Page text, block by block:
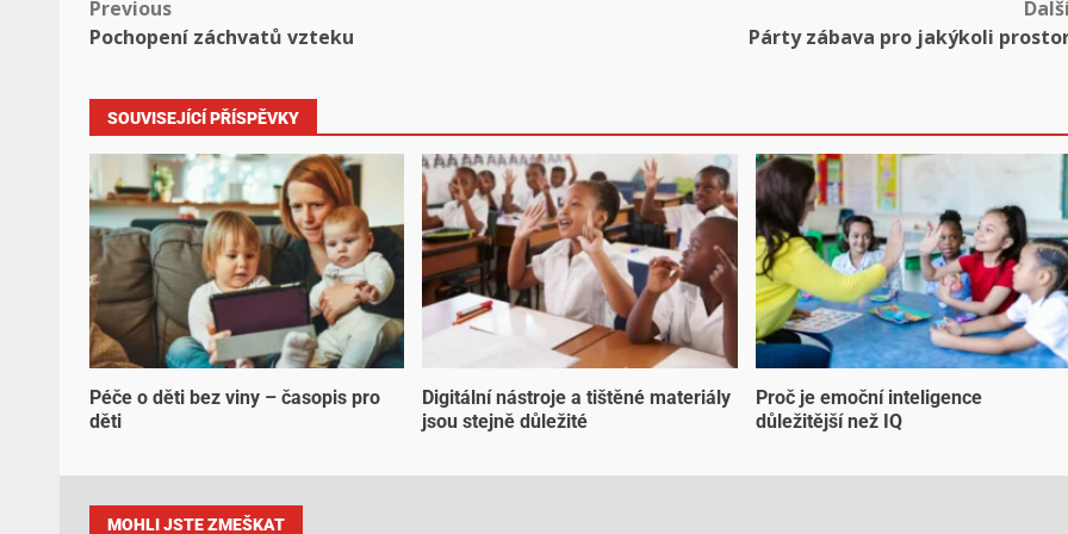
Previous
Pochopení záchvatů vzteku
Párty zábava pro jakýkoli
SOUVISEJÍCÍ PŘÍSPĚVKY
Péče o děti bez viny – časopis pro
děti
Digitální nástroje a tištěné materiály
jsou stejně důležité
Proč je emoční inteligence
důležitější než IQ
MOHLI JSTE ZMEŠKAT